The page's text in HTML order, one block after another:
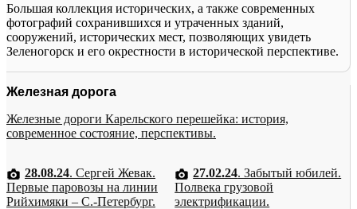
Большая коллекция исторических, а также современных
фотографий сохранившихся и утраченных зданий,
сооружений, исторических мест, позволяющих увидеть
Зеленогорск и его окрестности в исторической перспективе.
Железная дорога
Железные дороги Карельского перешейка: история,
современное состояние, перспективы.
28.08.24. Сергей Жевак.
Первые паровозы на линии
Рийхимяки – С.-Петербург.
27.02.24. Забытый юбилей.
Полвека грузовой
электрификации.